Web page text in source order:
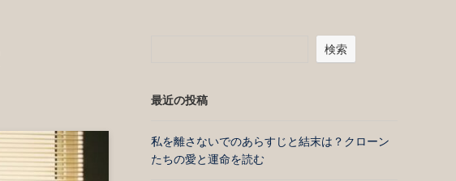
検索
最近の投稿
私を離さないでのあらすじと結末は？クローン
たちの愛と運命を読む